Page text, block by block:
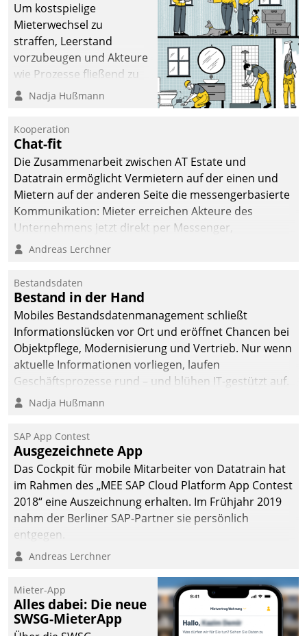
Um kostspielige
Mieterwechsel zu
straffen, Leerstand
vorzubeugen und Akteure
wie Prozesse fließend zu
vernetzen, nutzt die
Jahresbeginn eine
Überblick, Einsicht und
Eingriff bietende Lösung.
Zur Entwicklung setzte
man auf
Cloudtechnologie,
bewährte und Startup-
agile Projektmethoden.
Nadja Hußmann
Kooperation
Chat-fit
Die Zusammenarbeit zwischen AT Estate und
Datatrain ermöglicht Vermietern auf der einen und
Mietern auf der anderen Seite die messengerbasierte
Kommunikation: Mieter erreichen Akteure des
Unternehmens jetzt direkt per Messenger,
Mitarbeiter oder Dienstleister empfangen oder
Andreas Lerchner
Bestandsdaten
Bestand in der Hand
Mobiles Bestandsdatenmanagement schließt
Informationslücken vor Ort und eröffnet Chancen bei
Objektpflege, Modernisierung und Vertrieb. Nur wenn
aktuelle Informationen vorliegen, laufen
Geschäftsprozesse rund – und blühen IT-gestützt auf.
Nadja Hußmann
SAP App Contest
Ausgezeichnete App
Das Cockpit für mobile Mitarbeiter von Datatrain hat
im Rahmen des „MEE SAP Cloud Platform App Contest
2018“ eine Auszeichnung erhalten. Im Frühjahr 2019
nahm der Berliner SAP-Partner sie persönlich
entgegen.
Andreas Lerchner
Mieter-App
Alles dabei: Die neue
SWSG-MieterApp